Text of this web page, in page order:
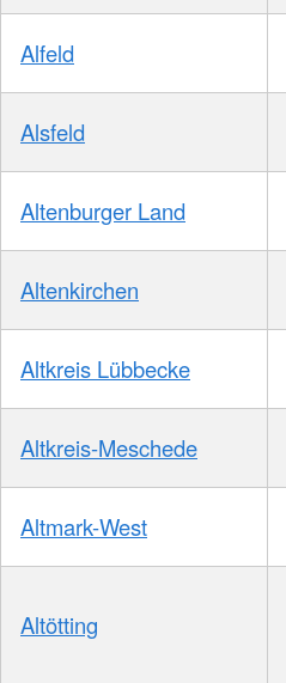
Alfeld
Alsfeld
Altenburger Land
Altenkirchen
Altkreis Lübbecke
Altkreis-Meschede
Altmark-West
Altötting